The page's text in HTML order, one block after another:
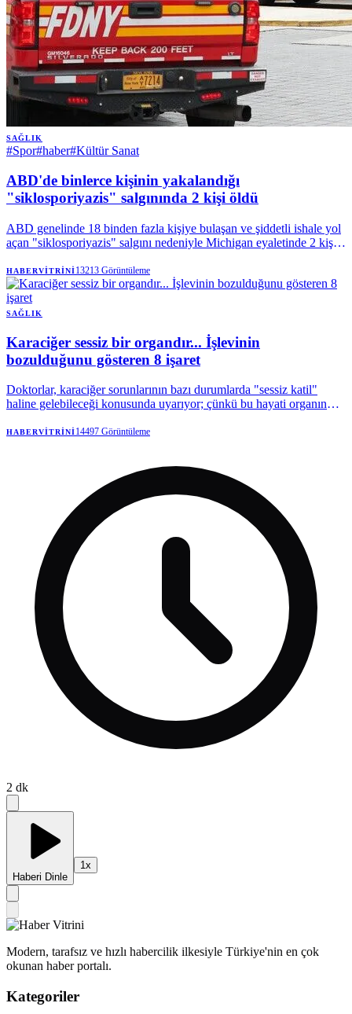
SAĞLIK
#Spor#haber#Kültür Sanat
ABD'de binlerce kişinin yakalandığı
"siklosporiyazis" salgınında 2 kişi öldü
ABD genelinde 18 binden fazla kişiye bulaşan ve şiddetli ishale yol
açan "siklosporiyazis" salgını nedeniyle Michigan eyaletinde 2 kişi
HABERVITRINI13213 Görüntüleme
SAĞLIK
Karaciğer sessiz bir organdır... İşlevinin
bozulduğunu gösteren 8 işaret
Doktorlar, karaciğer sorunlarının bazı durumlarda "sessiz katil"
haline gelebileceği konusunda uyarıyor; çünkü bu hayati organın
gelene kadar tespit edilmesi zordur.
HABERVITRINI14497 Görüntüleme
2 dk
Haberi Dinle
1x
Modern, tarafsız ve hızlı habercilik ilkesiyle Türkiye'nin en çok
okunan haber portalı.
Kategoriler